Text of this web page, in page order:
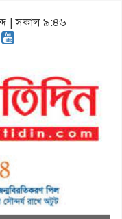
| সকাল ৯:৪৬